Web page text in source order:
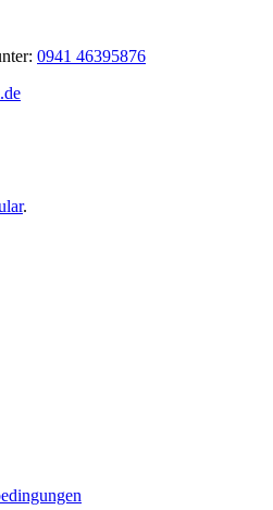
0941 46395876
.